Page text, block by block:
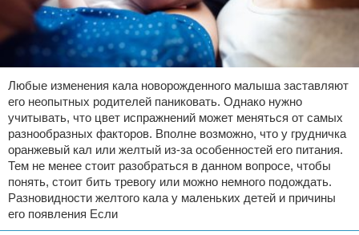
Любые изменения кала новорожденного малыша заставляют
его неопытных родителей паниковать. Однако нужно
учитывать, что цвет испражнений может меняться от самых
разнообразных факторов. Вполне возможно, что у грудничка
оранжевый кал или желтый из-за особенностей его питания.
Тем не менее стоит разобраться в данном вопросе, чтобы
понять, стоит бить тревогу или можно немного подождать.
Разновидности желтого кала у маленьких детей и причины
его появления Если